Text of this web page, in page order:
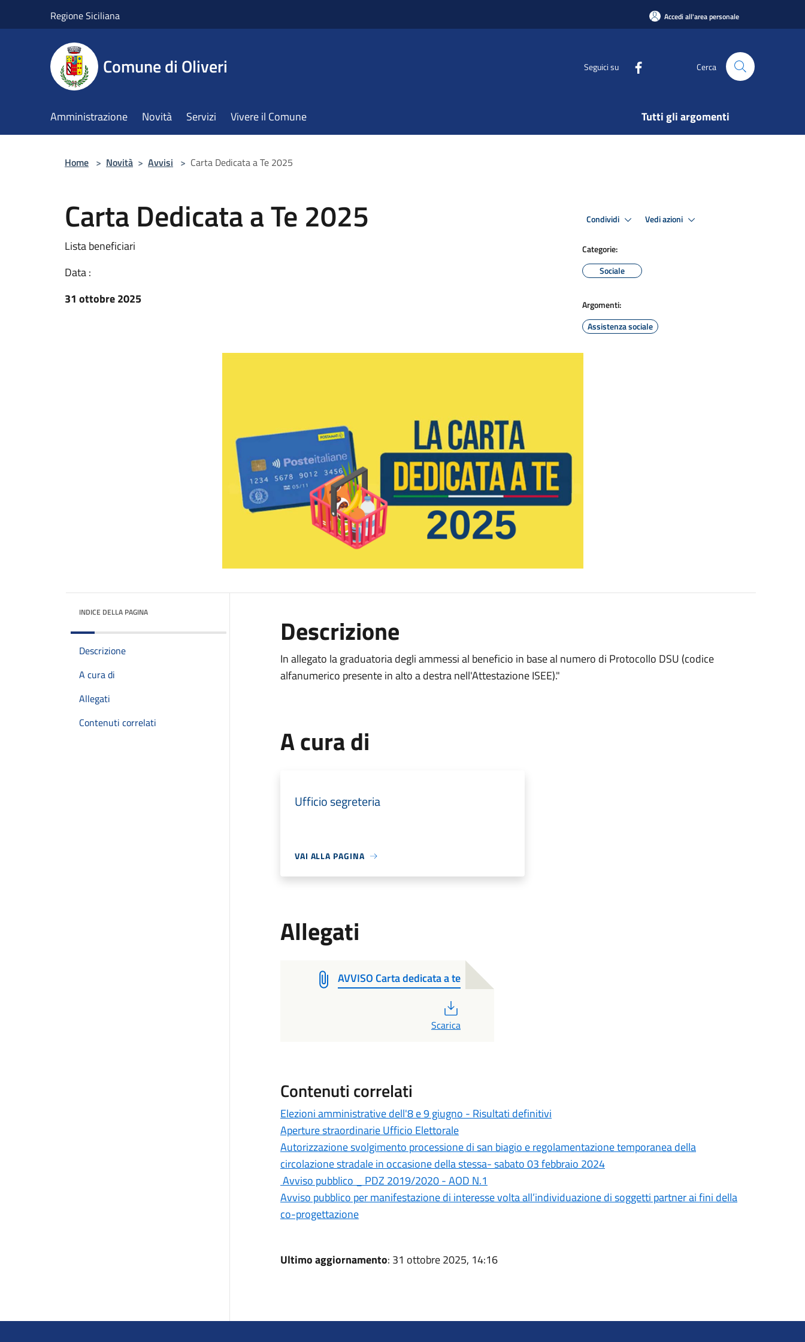
Regione Siciliana Accedi all'area personale
Comune di Oliveri Seguici su Cerca
Amministrazione Novità Servizi Vivere il Comune Tutti gli argomenti
Home > Novità > Avvisi > Carta Dedicata a Te 2025
Carta Dedicata a Te 2025
Lista beneficiari
Data :
31 ottobre 2025
Condividi Vedi azioni
Categorie:
Sociale
Argomenti:
Assistenza sociale
INDICE DELLA PAGINA
Descrizione
A cura di
Allegati
Contenuti correlati
Descrizione
In allegato la graduatoria degli ammessi al beneficio in base al numero di Protocollo DSU (codice
alfanumerico presente in alto a destra nell'Attestazione ISEE)."
A cura di
Ufficio segreteria
VAI ALLA PAGINA
Allegati
AVVISO Carta dedicata a te
Scarica
Contenuti correlati
Elezioni amministrative dell'8 e 9 giugno - Risultati definitivi
Aperture straordinarie Ufficio Elettorale
Autorizzazione svolgimento processione di san biagio e regolamentazione temporanea della
circolazione stradale in occasione della stessa- sabato 03 febbraio 2024
Avviso pubblico _ PDZ 2019/2020 - AOD N.1
Avviso pubblico per manifestazione di interesse volta all’individuazione di soggetti partner ai fini della
co-progettazione
Ultimo aggiornamento: 31 ottobre 2025, 14:16